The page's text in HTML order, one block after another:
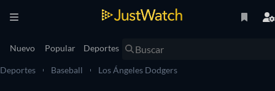
Nuevo Popular Deportes
Deportes Baseball Los Ángeles Dodgers